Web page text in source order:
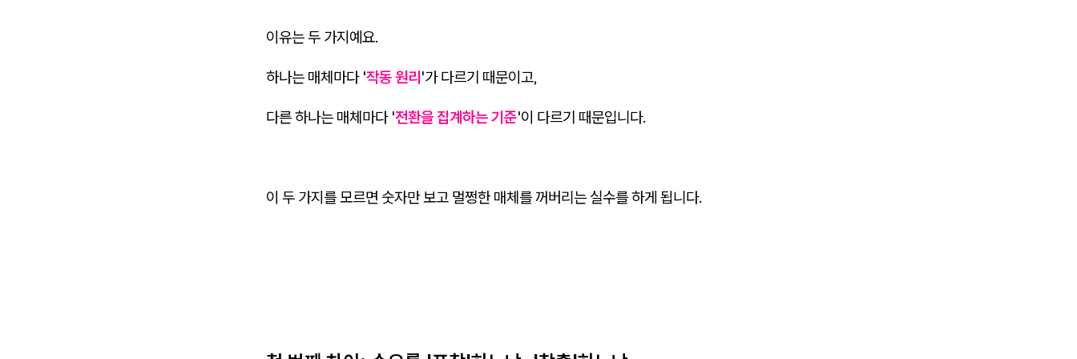
이유는 두 가지예요.
하나는 매체마다 '작동 원리'가 다르기 때문이고,
다른 하나는 매체마다 '전환을 집계하는 기준'이 다르기 때문입니다.
이 두 가지를 모르면 숫자만 보고 멀쩡한 매체를 꺼버리는 실수를 하게 됩니다.